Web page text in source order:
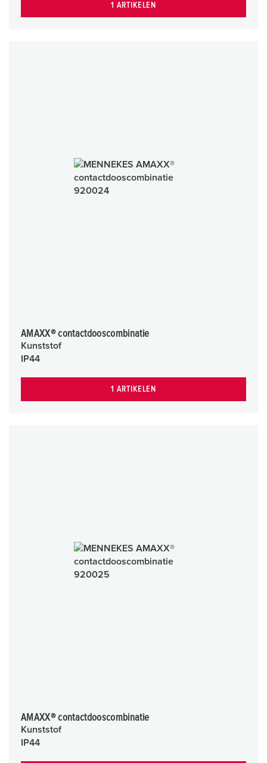
1 ARTIKELEN
AMAXX® contactdooscombinatie
Kunststof
IP44
1 ARTIKELEN
AMAXX® contactdooscombinatie
Kunststof
IP44